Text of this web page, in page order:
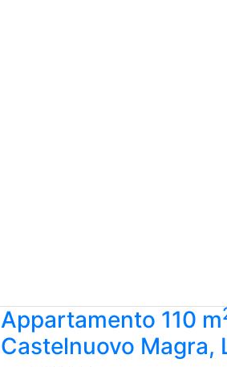
Appartamento 110 m
Castelnuovo Magra,